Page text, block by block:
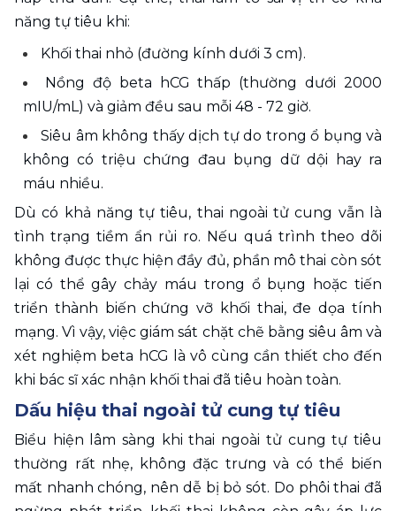
năng tự tiêu khi:
Khối thai nhỏ (đường kính dưới 3 cm).
Nồng độ beta hCG thấp (thường dưới 2000
mIU/mL) và giảm đều sau mỗi 48 - 72 giờ.
Siêu âm không thấy dịch tự do trong ổ bụng và
không có triệu chứng đau bụng dữ dội hay ra
máu nhiều.
Dù có khả năng tự tiêu, thai ngoài tử cung vẫn là
tình trạng tiềm ẩn rủi ro. Nếu quá trình theo dõi
không được thực hiện đầy đủ, phần mô thai còn sót
lại có thể gây chảy máu trong ổ bụng hoặc tiến
triển thành biến chứng vỡ khối thai, đe dọa tính
mạng. Vì vậy, việc giám sát chặt chẽ bằng siêu âm và
xét nghiệm beta hCG là vô cùng cần thiết cho đến
khi bác sĩ xác nhận khối thai đã tiêu hoàn toàn.
Dấu hiệu thai ngoài tử cung tự tiêu
Biểu hiện lâm sàng khi thai ngoài tử cung tự tiêu
thường rất nhẹ, không đặc trưng và có thể biến
mất nhanh chóng, nên dễ bị bỏ sót. Do phôi thai đã